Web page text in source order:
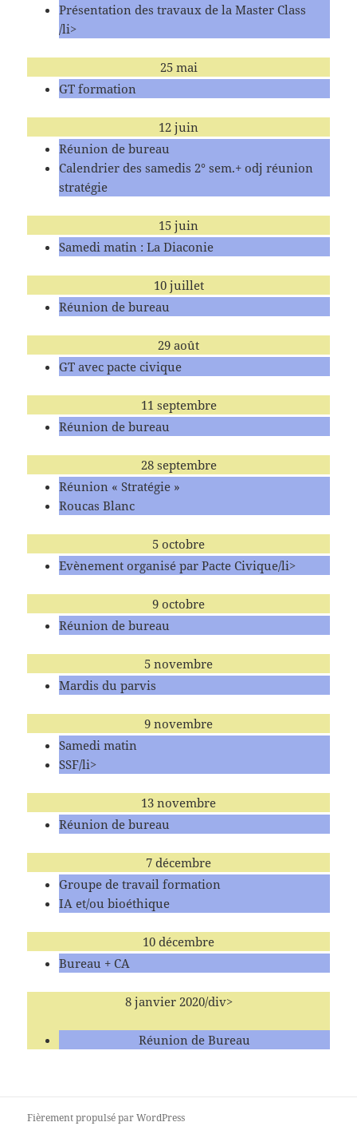
Présentation des travaux de la Master Class
/li>
25 mai
GT formation
12 juin
Réunion de bureau
Calendrier des samedis 2° sem.+ odj réunion
stratégie
15 juin
Samedi matin : La Diaconie
10 juillet
Réunion de bureau
29 août
GT avec pacte civique
11 septembre
Réunion de bureau
28 septembre
Réunion « Stratégie »
Roucas Blanc
5 octobre
Evènement organisé par Pacte Civique/li>
9 octobre
Réunion de bureau
5 novembre
Mardis du parvis
9 novembre
Samedi matin
SSF/li>
13 novembre
Réunion de bureau
7 décembre
Groupe de travail formation
IA et/ou bioéthique
10 décembre
Bureau + CA
8 janvier 2020/div>
Réunion de Bureau
Fièrement propulsé par WordPress